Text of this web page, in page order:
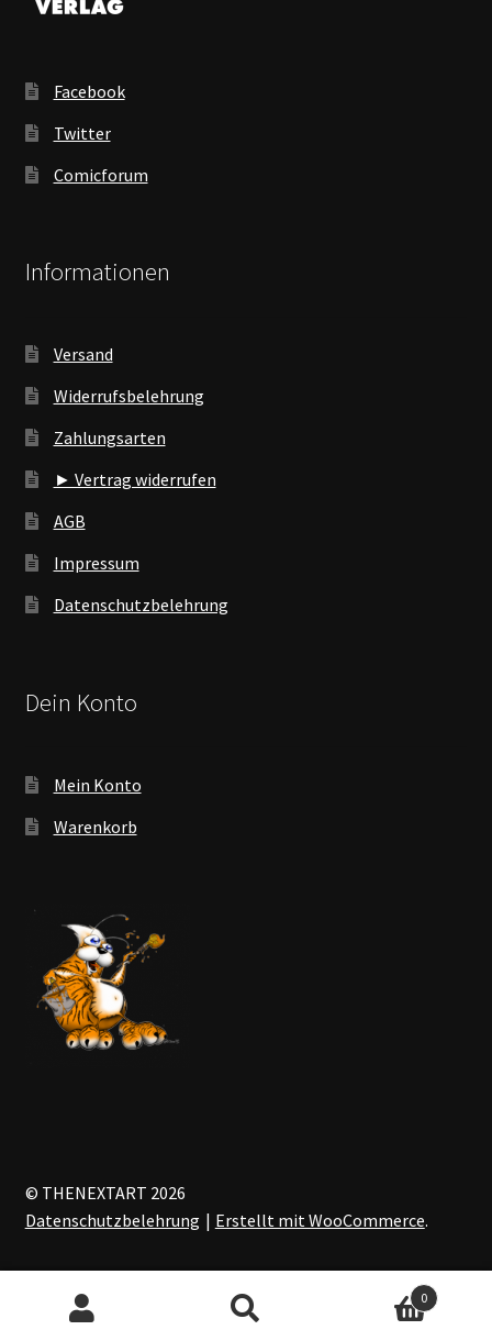
Facebook
Twitter
Comicforum
Informationen
Versand
Widerrufsbelehrung
Zahlungsarten
► Vertrag widerrufen
AGB
Impressum
Datenschutzbelehrung
Dein Konto
Mein Konto
Warenkorb
© THENEXTART 2026
Datenschutzbelehrung
Erstellt mit WooCommerce.
0